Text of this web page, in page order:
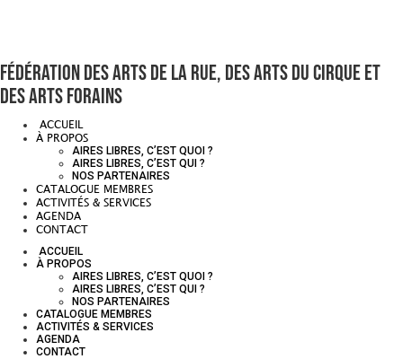
Fédération des arts de la rue, des arts du cirque et
des arts forains
ACCUEIL
À PROPOS
AIRES LIBRES, C’EST QUOI ?
AIRES LIBRES, C’EST QUI ?
NOS PARTENAIRES
CATALOGUE MEMBRES
ACTIVITÉS & SERVICES
AGENDA
CONTACT
ACCUEIL
À PROPOS
AIRES LIBRES, C’EST QUOI ?
AIRES LIBRES, C’EST QUI ?
NOS PARTENAIRES
CATALOGUE MEMBRES
ACTIVITÉS & SERVICES
AGENDA
CONTACT